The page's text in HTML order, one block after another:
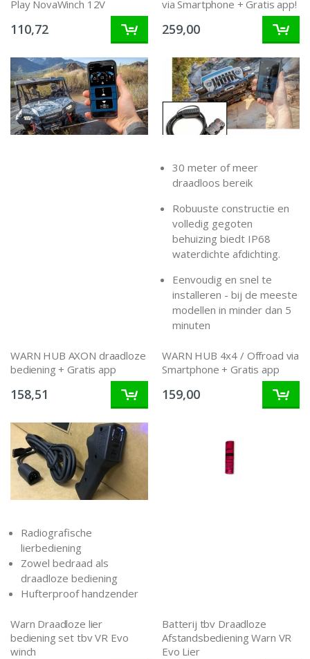
Play NovaWinch 12V
110,72
via Smartphone + Gratis app!
259,00
WARN HUB AXON draadloze
bediening + Gratis app
158,51
30 meter of meer
draadloos bereik
Robuuste constructie en
volledig gegoten
behuizing biedt IP68
waterdichte afdichting.
Eenvoudig en snel te
installeren - bij de meeste
modellen in minder dan 5
minuten
WARN HUB 4x4 / Offroad via
Smartphone + Gratis app
159,00
Radiografische
lierbediening
Zowel bedraad als
draadloze bediening
Hufterproof handzender
Warn Draadloze lier
bediening set tbv VR Evo
winch
Batterij tbv Draadloze
Afstandsbediening Warn VR
Evo Lier